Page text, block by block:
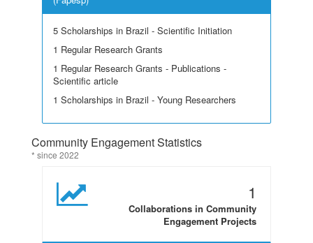
5 Scholarships in Brazil - Scientific Initiation
1 Regular Research Grants
1 Regular Research Grants - Publications -
Scientific article
1 Scholarships in Brazil - Young Researchers
Community Engagement Statistics
* since 2022
1
Collaborations in Community
Engagement Projects